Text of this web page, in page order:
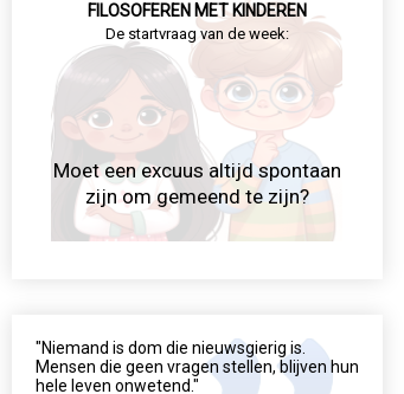
FILOSOFEREN MET KINDEREN
De startvraag van de week:
Moet een excuus altijd spontaan
zijn om gemeend te zijn?
"Niemand is dom die nieuwsgierig is.
Mensen die geen vragen stellen, blijven hun
hele leven onwetend."